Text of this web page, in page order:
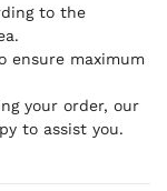
to the
ensure maximum
your order, our
to assist you.